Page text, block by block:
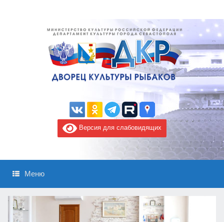
Версия для слабовидящих
Меню